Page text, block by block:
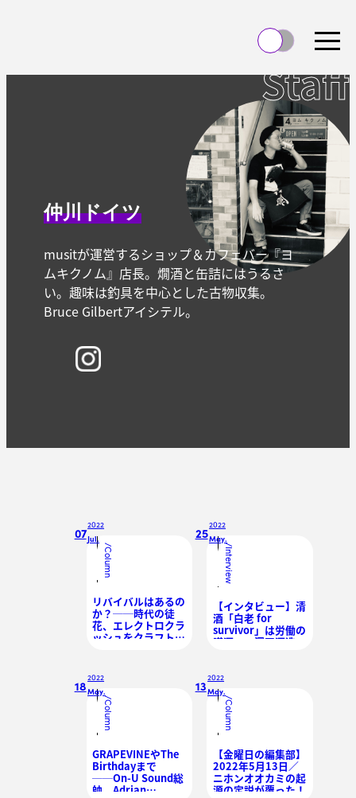
Staff
仲川ドイツ
musitが運営するショップ＆カフェバー『ヨ
ムキクノム』店長。燗酒と缶詰にはうるさ
い。趣味は釣具を中心とした古物収集。
Bruce Gilbertアイシテル。
07
2022
Jul. /
Column
リバイバルはあるの
か？──時代の徒
花、エレクトロクラ
ッシュをクラフトビ
25
2022
May./
Interview
【インタビュー】清
酒「白老 for
survivor」は労働の
讃酒──澤田酒造の
と音楽の魅力
18
2022
May./
Column
GRAPEVINEやThe
Birthdayまで
──On-U Sound総
帥、Adrian
13
2022
May./
Column
【金曜日の編集部】
2022年5月13日／
ニホンオオカミの起
源の定説が覆った！